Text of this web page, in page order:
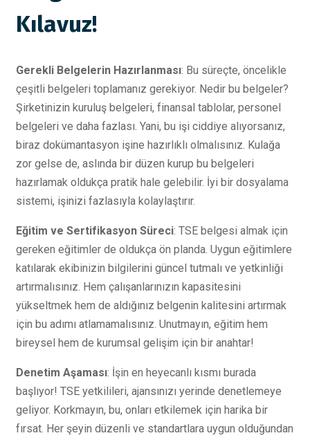
Kılavuz!
Gerekli Belgelerin Hazırlanması: Bu süreçte, öncelikle
çeşitli belgeleri toplamanız gerekiyor. Nedir bu belgeler?
Şirketinizin kuruluş belgeleri, finansal tablolar, personel
belgeleri ve daha fazlası. Yani, bu işi ciddiye alıyorsanız,
biraz dokümantasyon işine hazırlıklı olmalısınız. Kulağa
zor gelse de, aslında bir düzen kurup bu belgeleri
hazırlamak oldukça pratik hale gelebilir. İyi bir dosyalama
sistemi, işinizi fazlasıyla kolaylaştırır.
Eğitim ve Sertifikasyon Süreci: TSE belgesi almak için
gereken eğitimler de oldukça ön planda. Uygun eğitimlere
katılarak ekibinizin bilgilerini güncel tutmalı ve yetkinliği
artırmalısınız. Hem çalışanlarınızın kapasitesini
yükseltmek hem de aldığınız belgenin kalitesini artırmak
için bu adımı atlamamalısınız. Unutmayın, eğitim hem
bireysel hem de kurumsal gelişim için bir anahtar!
Denetim Aşaması: İşin en heyecanlı kısmı burada
başlıyor! TSE yetkilileri, ajansınızı yerinde denetlemeye
geliyor. Korkmayın, bu, onları etkilemek için harika bir
fırsat. Her şeyin düzenli ve standartlara uygun olduğundan